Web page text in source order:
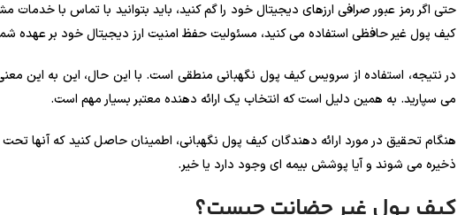
حتی اگر رمز عبور صرافی ارزهای دیجیتال خود را گم کنید، باید بتوانید با تماس با
کیف پول غیر حافظی استفاده می کنید، مسئولیت حفظ امنیت ارز دیجیتال خود بر عهده
در نتیجه، استفاده از سرویس کیف پول نگهبانی منطقی است. با این حال، این به
می سپارید. به همین دلیل است که انتخاب یک ارائه دهنده معتبر بسیار مهم است.
هنگام تحقیق در مورد ارائه دهندگان کیف پول نگهبانی، اطمینان حاصل کنید که آنها
ذخیره می شوند و آیا پوشش بیمه ای وجود دارد یا خیر.